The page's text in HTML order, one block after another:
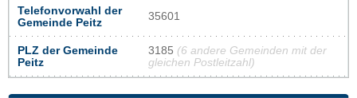
Telefonvorwahl der
Gemeinde Peitz
35601
PLZ der Gemeinde
Peitz
3185 (6 andere Gemeinden mit der
gleichen Postleitzahl)